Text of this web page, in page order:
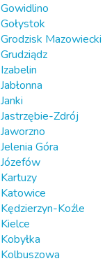
Gowidlino
Gołystok
Grodzisk Mazowiecki
Grudziądz
Izabelin
Jabłonna
Janki
Jastrzębie-Zdrój
Jaworzno
Jelenia Góra
Józefów
Kartuzy
Katowice
Kędzierzyn-Koźle
Kielce
Kobyłka
Kolbuszowa